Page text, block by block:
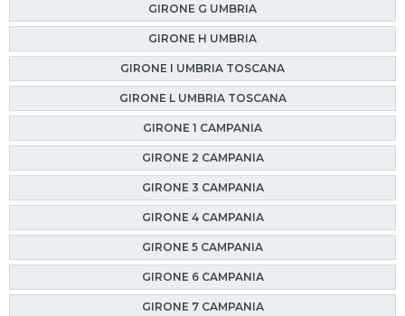
GIRONE G UMBRIA
GIRONE H UMBRIA
GIRONE I UMBRIA TOSCANA
GIRONE L UMBRIA TOSCANA
GIRONE 1 CAMPANIA
GIRONE 2 CAMPANIA
GIRONE 3 CAMPANIA
GIRONE 4 CAMPANIA
GIRONE 5 CAMPANIA
GIRONE 6 CAMPANIA
GIRONE 7 CAMPANIA